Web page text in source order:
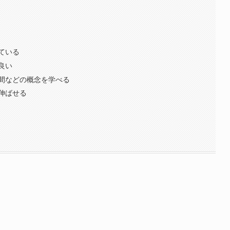
いる
い
などの概念を学べる
ばせる